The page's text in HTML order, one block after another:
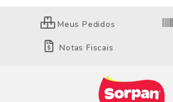
Meus Pedidos
Notas Fiscais